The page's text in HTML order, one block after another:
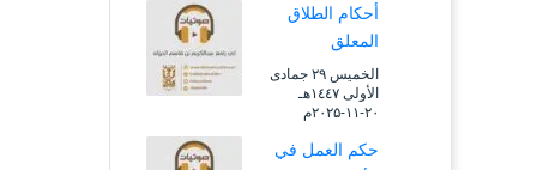
أحكام الطلاق
المعلق
الخميس ۲۹ جمادى
الأولى ۱٤٤۷هـ
۲۰-۱۱-۲۰۲۵م
حكم العمل في